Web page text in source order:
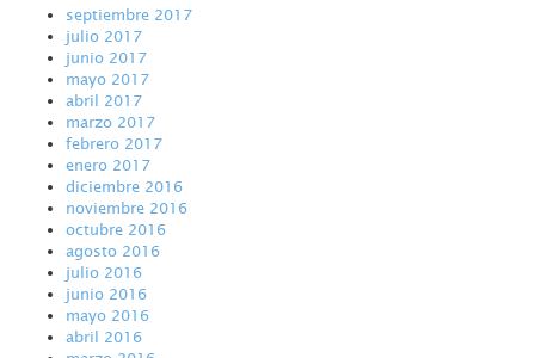
septiembre 2017
julio 2017
junio 2017
mayo 2017
abril 2017
marzo 2017
febrero 2017
enero 2017
diciembre 2016
noviembre 2016
octubre 2016
agosto 2016
julio 2016
junio 2016
mayo 2016
abril 2016